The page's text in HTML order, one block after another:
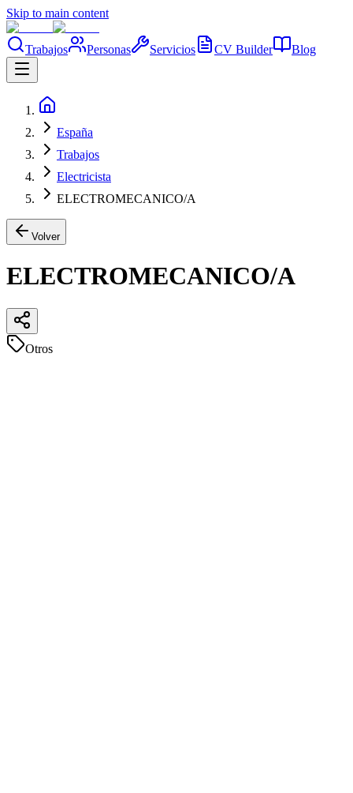
Skip to main content
Trabajos Personas Servicios CV Builder Blog
España
Trabajos
Electricista
ELECTROMECANICO/A
Volver
ELECTROMECANICO/A
Otros